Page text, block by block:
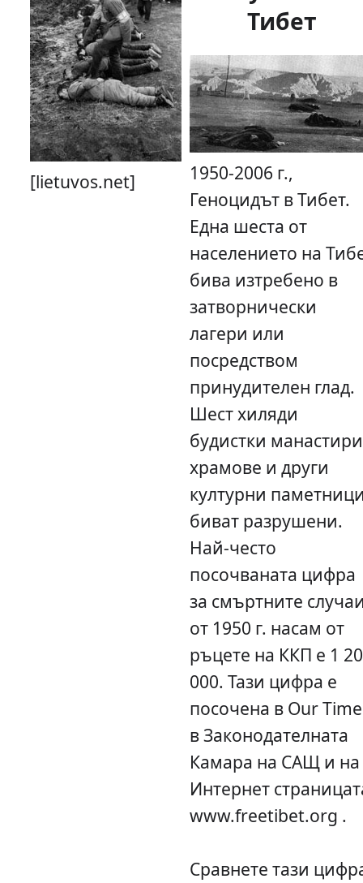
[lietuvos.net]
Тибет
1950-2006 г.,
Геноцидът в Тибет.
Една шеста от
населението на
бива изтребено в
затворнически
лагери или
посредством
принудителен глад.
Шест хиляди
будистки
храмове и други
културни
биват разрушени.
Най-често
посочваната цифра
за смъртните
от 1950 г. насам от
ръцете на ККП е 1
000. Тази цифра е
посочена в Our
в Законодателната
Камара на САЩ и на
Интернет
www.freetibet.org .
Сравнете тази